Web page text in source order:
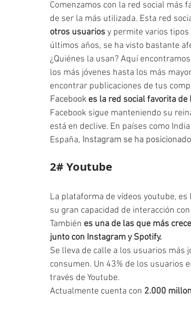
Comenzamos con la red social más
de ser la más utilizada. Esta red
otros usuarios y permite varios tipos
últimos años, se ha visto bastante
¿Quiénes la usan? Aquí
los más jóvenes hasta los más
encontrar publicaciones de tus
Facebook es la red social favorita de
Facebook sigue manteniendo su
está en declive. En países como
España, Instagram se ha
2# Youtube
La plataforma de vídeos youtube, es
su gran capacidad de interacción
También es una de las que más
junto con Instagram y Spotify.
Se lleva de calle a los usuarios más
consumen. Un 43% de los usuarios
través de Youtube.
Actualmente cuenta con 2.000